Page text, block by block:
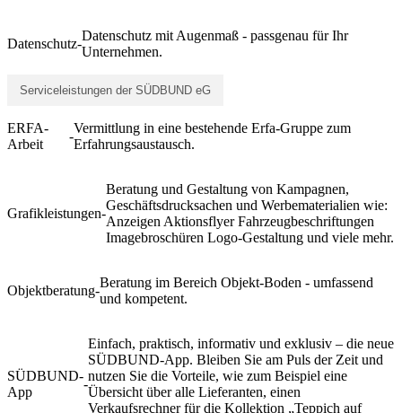
Datenschutz-
Datenschutz mit Augenmaß - passgenau für Ihr
Unternehmen.
Serviceleistungen der SÜDBUND eG
ERFA-
Arbeit
-
Vermittlung in eine bestehende Erfa-Gruppe zum
Erfahrungsaustausch.
Grafikleistungen-
Beratung und Gestaltung von Kampagnen,
Geschäftsdrucksachen und Werbematerialien wie:
Anzeigen Aktionsflyer Fahrzeugbeschriftungen
Imagebroschüren Logo-Gestaltung und viele mehr.
Objektberatung-
Beratung im Bereich Objekt-Boden - umfassend
und kompetent.
SÜDBUND-
App
-
Einfach, praktisch, informativ und exklusiv – die neue
SÜDBUND-App. Bleiben Sie am Puls der Zeit und
nutzen Sie die Vorteile, wie zum Beispiel eine
Übersicht über alle Lieferanten, einen
Verkaufsrechner für die Kollektion „Teppich auf